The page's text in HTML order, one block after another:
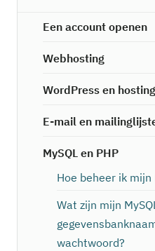
Een account openen
Webhosting
WordPress en hosting
E-mail en
MySQL en PHP
Hoe beheer ik mijn
Wat zijn mijn
wachtwoord?